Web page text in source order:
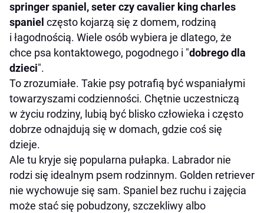
springer spaniel, seter czy cavalier king charles
spaniel często kojarzą się z domem, rodziną
i łagodnością. Wiele osób wybiera je dlatego, że
chce psa kontaktowego, pogodnego i "dobrego dla
dzieci".
To zrozumiałe. Takie psy potrafią być wspaniałymi
towarzyszami codzienności. Chętnie uczestniczą
w życiu rodziny, lubią być blisko człowieka i często
dobrze odnajdują się w domach, gdzie coś się
dzieje.
Ale tu kryje się popularna pułapka. Labrador nie
rodzi się idealnym psem rodzinnym. Golden retriever
nie wychowuje się sam. Spaniel bez ruchu i zajęcia
może stać się pobudzony, szczekliwy albo